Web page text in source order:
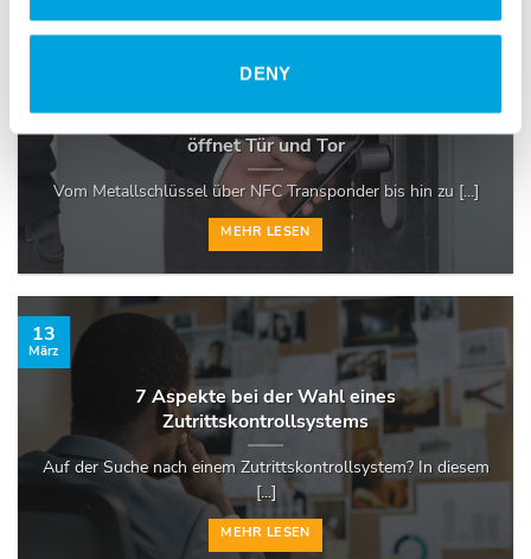
DENY
Klarer Trend zu Mobile Credentials: Smartphone
öffnet Tür und Tor
Vom Metallschlüssel über NFC Transponder bis hin zu [...]
MEHR LESEN
13
7 Aspekte bei der Wahl eines
Zutrittskontrollsystems
Auf der Suche nach einem Zutrittskontrollsystem? In diesem
[...]
MEHR LESEN
13
März